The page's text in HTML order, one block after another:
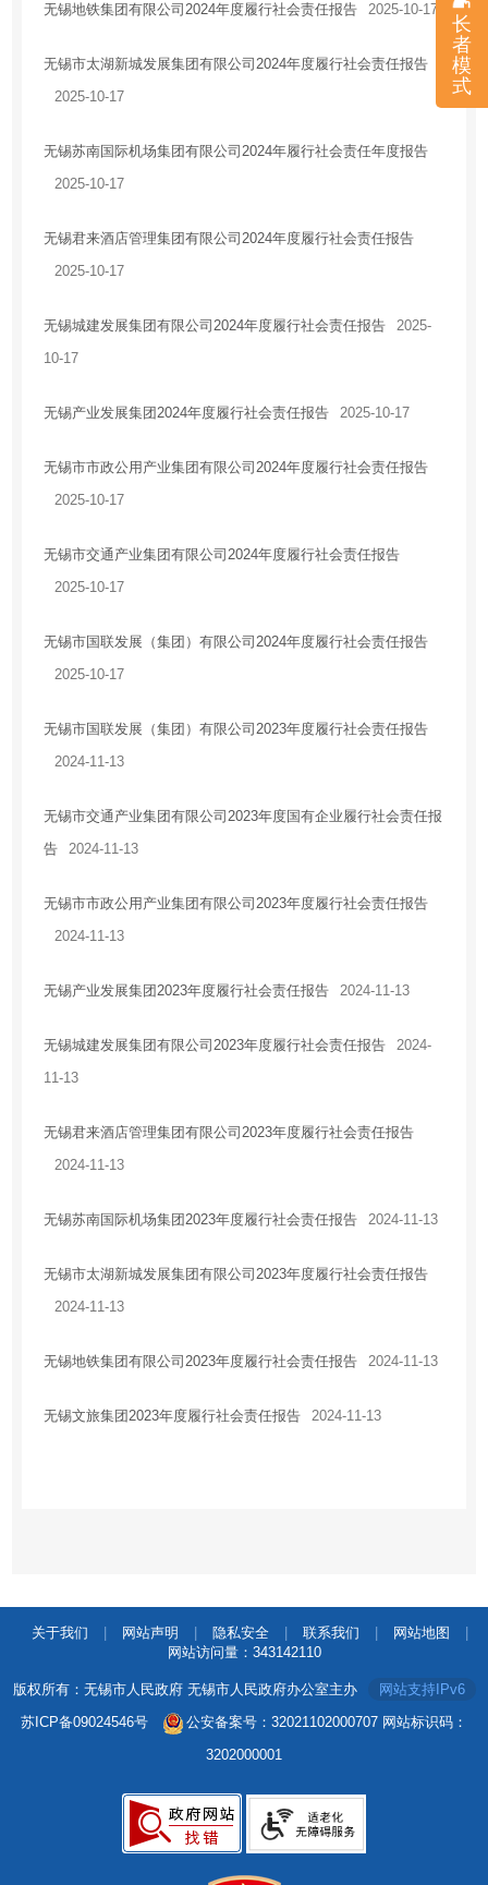
长
者
模
式
安全生产
农业供给侧改革
法治政府建设工作情况报告
无锡地铁集团有限公司2024年度履行社会责任报告 2025-10-17
无锡市太湖新城发展集团有限公司2024年度履行社会责任报告
2025-10-17
无锡苏南国际机场集团有限公司2024年履行社会责任年度报告
2025-10-17
无锡君来酒店管理集团有限公司2024年度履行社会责任报告
2025-10-17
无锡城建发展集团有限公司2024年度履行社会责任报告
2025-
10-17
无锡产业发展集团2024年度履行社会责任报告 2025-10-17
无锡市市政公用产业集团有限公司2024年度履行社会责任报告
2025-10-17
无锡市交通产业集团有限公司2024年度履行社会责任报告
2025-10-17
无锡市国联发展（集团）有限公司2024年度履行社会责任报告
2025-10-17
无锡市国联发展（集团）有限公司2023年度履行社会责任报告
2024-11-13
无锡市交通产业集团有限公司2023年度国有企业履行社会责任报
告
2024-11-13
无锡市市政公用产业集团有限公司2023年度履行社会责任报告
2024-11-13
无锡产业发展集团2023年度履行社会责任报告 2024-11-13
无锡城建发展集团有限公司2023年度履行社会责任报告
2024-
11-13
无锡君来酒店管理集团有限公司2023年度履行社会责任报告
2024-11-13
无锡苏南国际机场集团2023年度履行社会责任报告 2024-11-13
无锡市太湖新城发展集团有限公司2023年度履行社会责任报告
2024-11-13
无锡地铁集团有限公司2023年度履行社会责任报告 2024-11-13
无锡文旅集团2023年度履行社会责任报告 2024-11-13
关于我们 网站声明 隐私安全 联系我们 网站地图
网站访问量： 343142110
版权所有：无锡市人民政府 无锡市人民政府办公室主办
网站支持IPv6
苏ICP备09024546号
公安备案号：32021102000707 网站标识码：
3202000001